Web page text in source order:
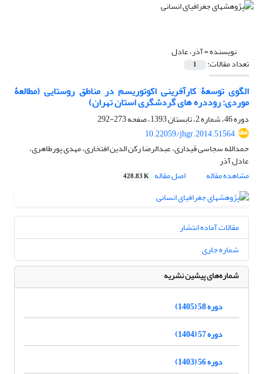
نویسنده =آذر، عادل
تعداد مقالات: 1
الگوی توسعۀ کارآفرینی اکوتوریسم در مناطق روستایی (مطالعۀ
موردی: روددره های گردشگری استان تهران)
دوره 46، شماره 2، تابستان 1393، صفحه
273-292
10.22059/jhgr.2014.51564
حمدالله سجاسی قیداری، عبدالرضا رکن الدین افتخاری، مهدی پورطاهری،
عادل آذر
مشاهده مقاله
اصل مقاله 428.83 K
مقالات آماده انتشار
شماره جاری
شماره‌های پیشین نشریه
دوره 58 (1405)
دوره 57 (1404)
دوره 56 (1403)